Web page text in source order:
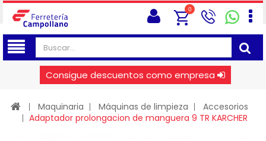
0
Consigue descuentos como empresa
Maquinaria Máquinas de limpieza
Accesorios
Adaptador prolongacion de manguera 9 TR KARCHER